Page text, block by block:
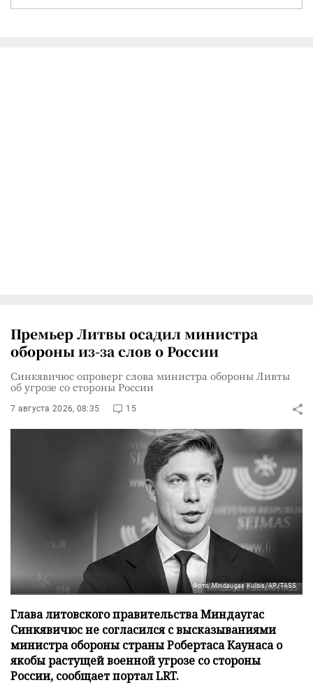
Премьер Литвы осадил министра
обороны из-за слов о России
Синкявичюс опроверг слова министра обороны Ливты
об угрозе со стороны России
7 августа 2026, 08:35 15
Фото: Mindaugas Kulbis/AP/TASS
Глава литовского правительства Миндаугас
Синкявичюс не согласился с высказываниями
министра обороны страны Робертаса Каунаса о
якобы растущей военной угрозе со стороны
России, сообщает портал LRT.